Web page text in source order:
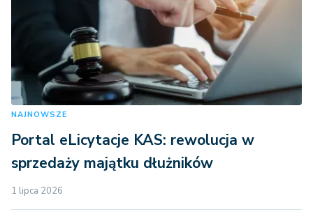
NAJNOWSZE
Portal eLicytacje KAS: rewolucja w
sprzedaży majątku dłużników
1 lipca 2026